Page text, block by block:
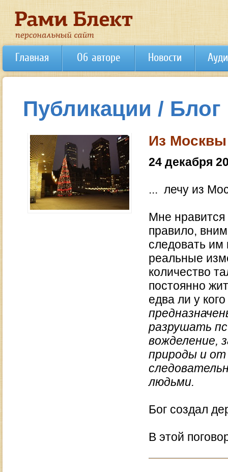
Главная Об авторе Новости
Публикации / Блог
Из Москвы
24 декабря
... лечу из
Мне нравится
правило,
следовать им
реальные
количество
постоянно
едва ли у
разрушать
вожделение,
природы и
людьми.
Бог создал
В этой